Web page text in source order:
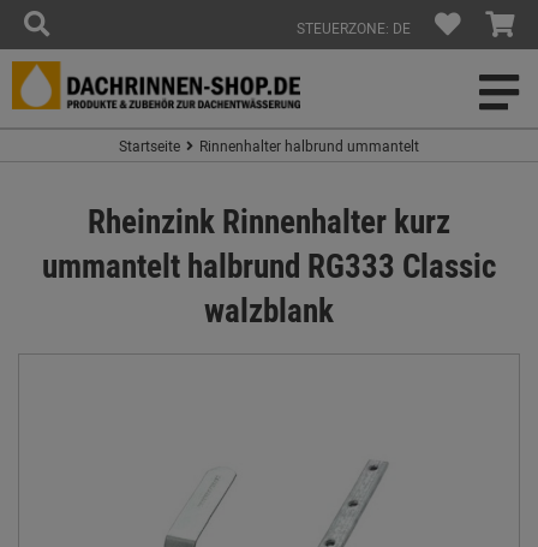
STEUERZONE: DE
Startseite Rinnenhalter halbrund ummantelt
Rheinzink Rinnenhalter kurz
ummantelt halbrund RG333 Classic
walzblank